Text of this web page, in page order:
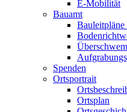
E-Mobilität
Bauamt
Spenden
Ortsportrait
Ortsplan